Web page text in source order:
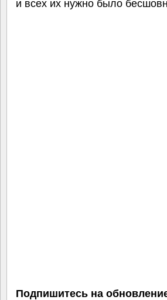
и всех их нужно было
Подпишитесь на